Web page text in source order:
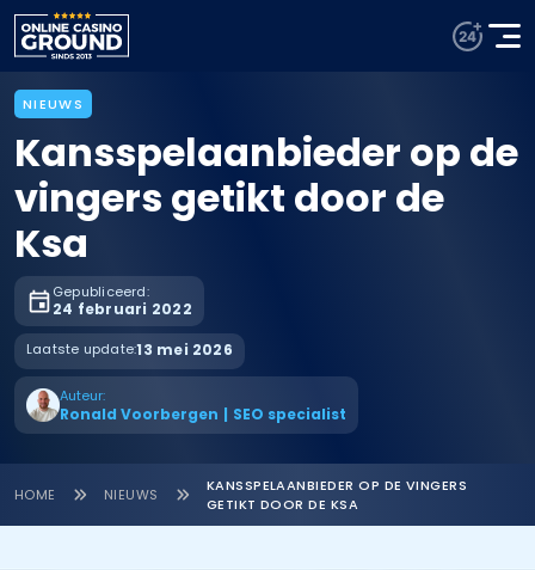
NIEUWS
Kansspelaanbieder op de
vingers getikt door de
Ksa
Gepubliceerd:
24 februari 2022
Laatste update:13 mei 2026
Auteur:
Ronald Voorbergen | SEO specialist
HOME NIEUWS
KANSSPELAANBIEDER OP DE VINGERS
GETIKT DOOR DE KSA